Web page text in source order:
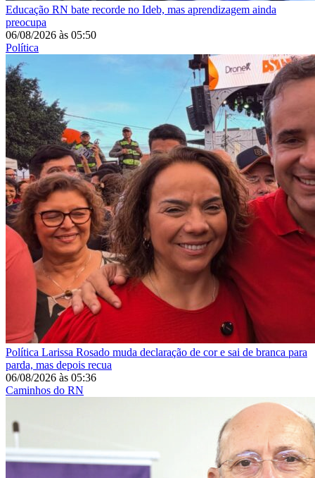
Educação RN bate recorde no Ideb, mas aprendizagem ainda
preocupa
06/08/2026 às 05:50
Política
Política Larissa Rosado muda declaração de cor e sai de branca para
parda, mas depois recua
06/08/2026 às 05:36
Caminhos do RN